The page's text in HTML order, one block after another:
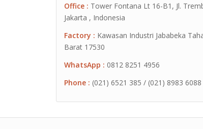
Office : Tower Fontana Lt 16-B1, Jl.
Jakarta , Indonesia
Factory : Kawasan Industri Jababeka
Barat 17530
WhatsApp : 0812 8251 4956
Phone : (021) 6521 385 / (021) 8983 6088